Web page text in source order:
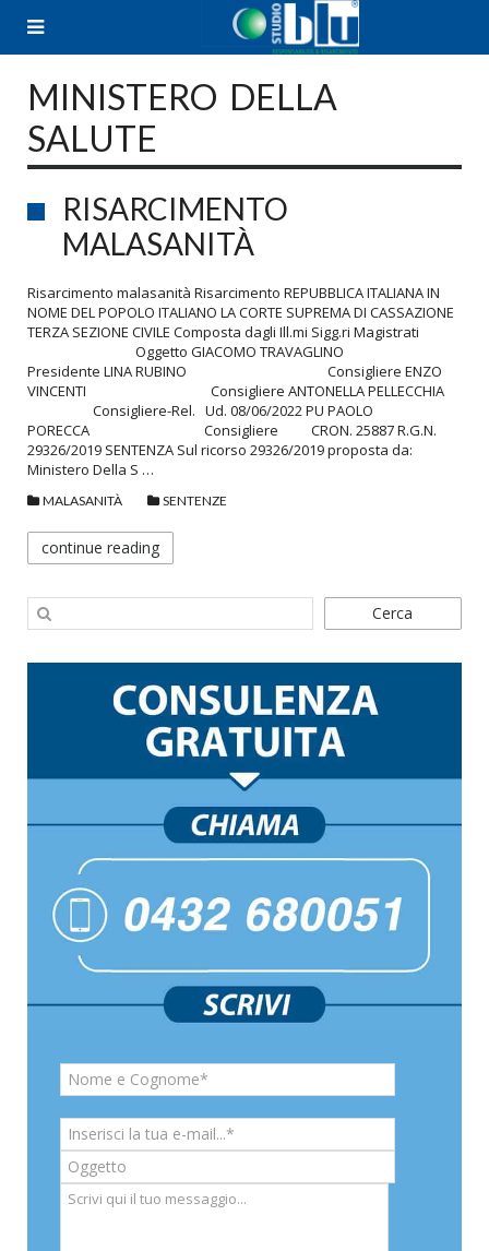
MINISTERO DELLA
SALUTE
RISARCIMENTO
MALASANITÀ
Risarcimento malasanità Risarcimento REPUBBLICA ITALIANA IN
NOME DEL POPOLO ITALIANO LA CORTE SUPREMA DI CASSAZIONE
TERZA SEZIONE CIVILE Composta dagli Ill.mi Sigg.ri Magistrati
Oggetto GIACOMO TRAVAGLINO
Presidente LINA RUBINO Consigliere ENZO
VINCENTI Consigliere ANTONELLA PELLECCHIA
Consigliere-Rel. Ud. 08/06/2022 PU PAOLO
PORECCA Consigliere CRON. 25887 R.G.N.
29326/2019 SENTENZA Sul ricorso 29326/2019 proposta da:
Ministero Della S …
MALASANITÀ SENTENZE
continue reading
Cerca